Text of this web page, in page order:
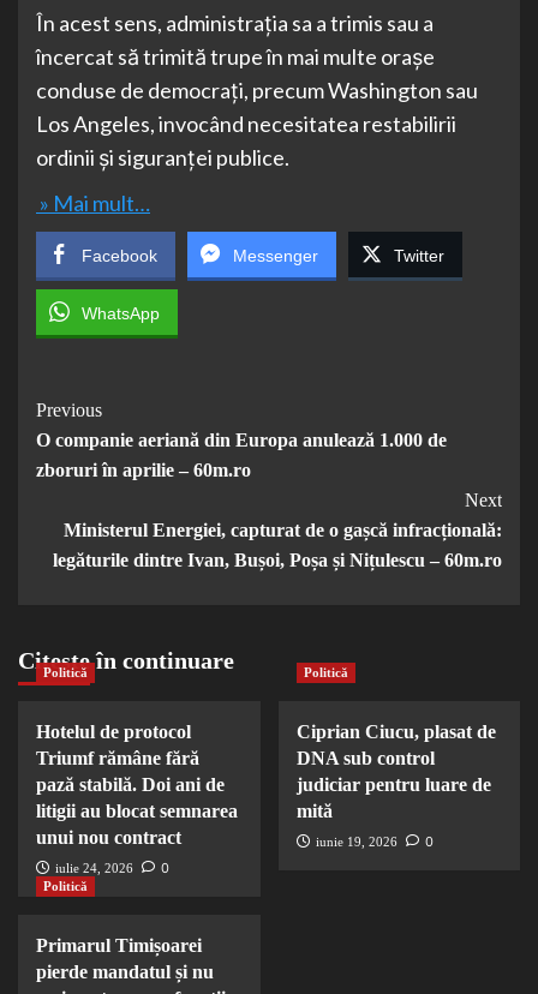
În acest sens, administrația sa a trimis sau a
încercat să trimită trupe în mai multe orașe
conduse de democrați, precum Washington sau
Los Angeles, invocând necesitatea restabilirii
ordinii și siguranței publice.
» Mai mult…
Facebook Messenger Twitter
WhatsApp
Post
Navigation
Previous
O companie aeriană din Europa anulează 1.000 de
zboruri în aprilie – 60m.ro
Next
Ministerul Energiei, capturat de o gașcă infracțională:
legăturile dintre Ivan, Bușoi, Poșa și Nițulescu – 60m.ro
Citește în continuare
Politică
Hotelul de protocol
Triumf rămâne fără
pază stabilă. Doi ani de
litigii au blocat semnarea
unui nou contract
iulie 24, 2026 0
Politică
Ciprian Ciucu, plasat de
DNA sub control
judiciar pentru luare de
mită
iunie 19, 2026 0
Politică
Primarul Timișoarei
pierde mandatul și nu